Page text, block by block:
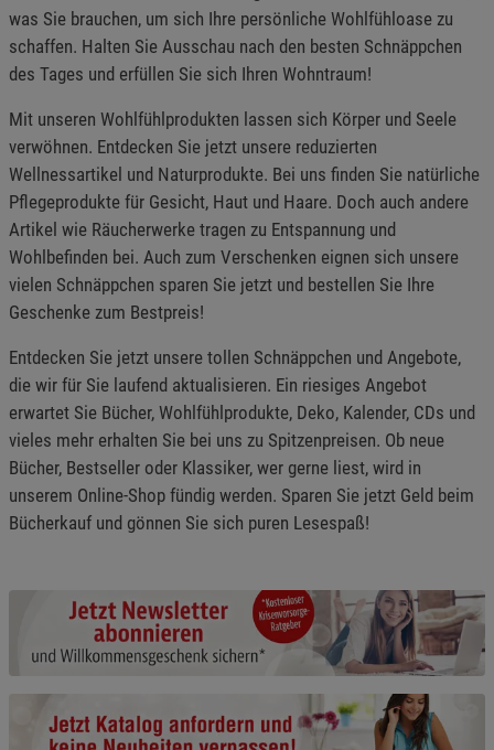
was Sie brauchen, um sich Ihre persönliche Wohlfühloase zu
schaffen. Halten Sie Ausschau nach den besten Schnäppchen
des Tages und erfüllen Sie sich Ihren Wohntraum!
Mit unseren Wohlfühlprodukten lassen sich Körper und Seele
verwöhnen. Entdecken Sie jetzt unsere reduzierten
Wellnessartikel und Naturprodukte. Bei uns finden Sie natürliche
Pflegeprodukte für Gesicht, Haut und Haare. Doch auch andere
Artikel wie Räucherwerke tragen zu Entspannung und
Wohlbefinden bei. Auch zum Verschenken eignen sich unsere
vielen Schnäppchen sparen Sie jetzt und bestellen Sie Ihre
Geschenke zum Bestpreis!
Entdecken Sie jetzt unsere tollen Schnäppchen und Angebote,
die wir für Sie laufend aktualisieren. Ein riesiges Angebot
erwartet Sie Bücher, Wohlfühlprodukte, Deko, Kalender, CDs und
vieles mehr erhalten Sie bei uns zu Spitzenpreisen. Ob neue
Bücher, Bestseller oder Klassiker, wer gerne liest, wird in
unserem Online-Shop fündig werden. Sparen Sie jetzt Geld beim
Bücherkauf und gönnen Sie sich puren Lesespaß!
Cookie-Informationenanzeigen